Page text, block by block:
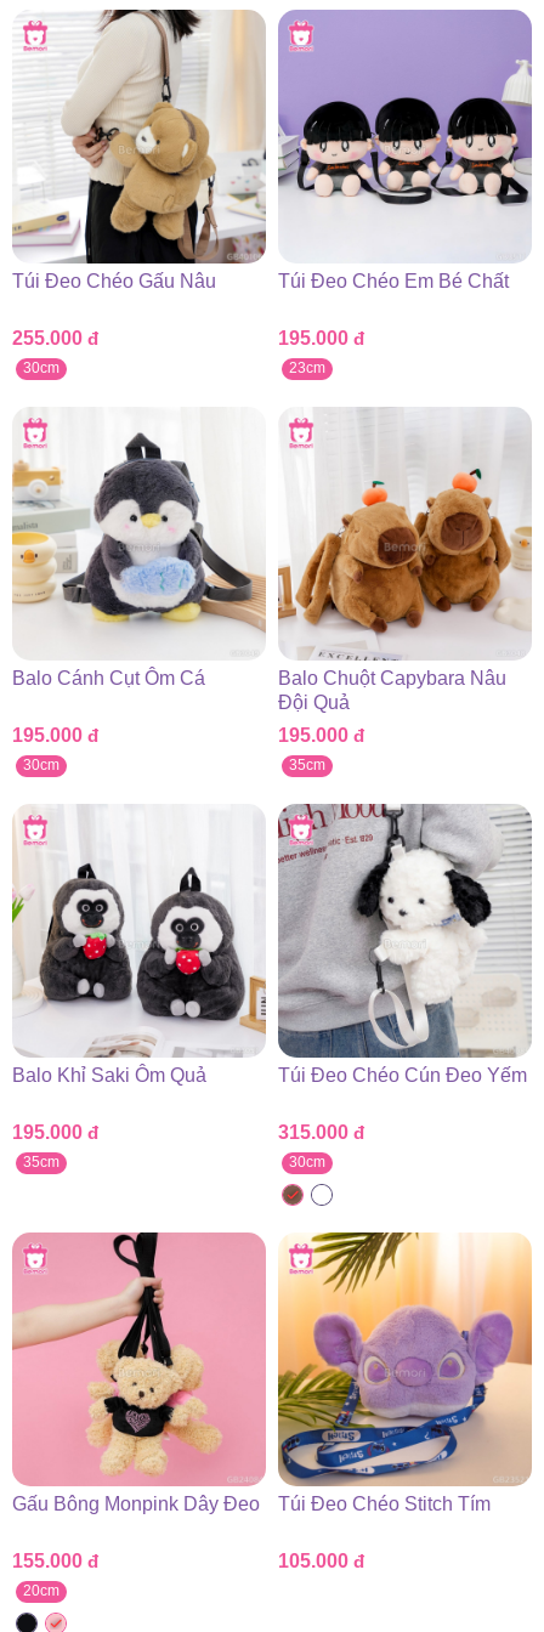
Túi Đeo Chéo Gấu Nâu
255.000 đ
30cm
Túi Đeo Chéo Em Bé Chất
195.000 đ
23cm
Balo Cánh Cụt Ôm Cá
195.000 đ
30cm
Balo Chuột Capybara Nâu
Đội Quả
195.000 đ
35cm
Balo Khỉ Saki Ôm Quả
195.000 đ
35cm
Túi Đeo Chéo Cún Đeo Yếm
315.000 đ
30cm
Gấu Bông Monpink Dây Đeo
155.000 đ
20cm
Túi Đeo Chéo Stitch Tím
105.000 đ